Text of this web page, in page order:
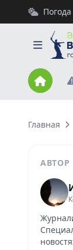
Главная
АВТОР